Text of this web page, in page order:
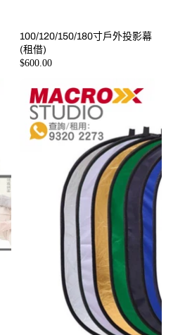
100/120/150/180寸戶外投影幕
(租借)
$600.00